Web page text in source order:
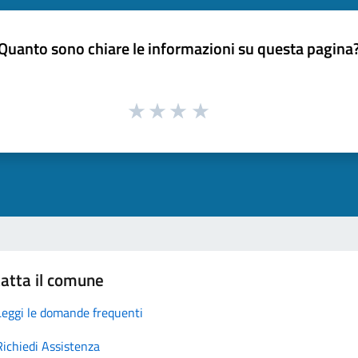
sono chiare le informazioni su questa
il comune
le domande frequenti
Assistenza